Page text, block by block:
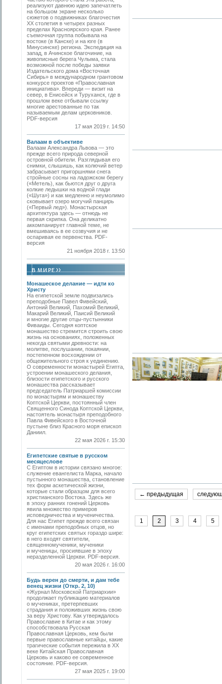
реализуют давнюю идею запечатлеть
на большом экране несколько
сюжетов о подвижниках благочестия
ХХ столетия в четырех разных
пределах Красноярского края. Ранее
съемочная группа побывала на
востоке (в Канске) и на юге (в
Минусинске) региона. Экспедиция на
запад, в Ачинское благочиние, на
живописные берега Чулыма, стала
возможной после победы заявки
Издательского дома «Восточная
Сибирь» в международном грантовом
конкурсе проектов «Православная
инициатива». Впереди — визит на
север, в Енисейск и Туруханск, где в
прошлом веке отбывали ссылку
многие арестованные по так
называемым делам церковников.
PDF-версия
17 мая 2019 г. 14:50
Валаам в объективе
Валаам Александра Львова — это
прежде всего природа северной
островной обители. Разглядывая его
снимки, слышишь, как колючий ветер
забрасывает пригоршнями снега
стройные сосны на ладожском берегу
(«Метель), как бьются друг о друга
колкие ледышки на водной глади
(«Шуга») и как медленно и неумолимо
сковывает озеро могучий панцирь
(«Первый лед»). Монастырская
архитектура здесь — отнюдь не
первая скрипка. Она деликатно
аккомпанирует главной теме, не
вмешиваясь в ее созвучия и не
оспаривая ее первенства. PDF-
версия
21 ноября 2018 г. 13:50
Монашеское делание — идти ко
Христу
На египетской земле подвизались
преподобные Павел Фивейский,
Антоний Великий, Пахомий Великий,
Макарий Великий, Паисий Великий
и многие другие отцы-пустынники
Фиваиды. Сегодня коптское
монашество стремится строить свою
жизнь на основаниях, положенных
некогда святыми древности: на
молитве, послушании, покаянии,
постепенном восхождении от
общежительного строя к уединению.
О современности монастырей Египта,
устроении монашеского делания,
близости египетского и русского
монашества рассказывает
председатель Патриаршей комиссии
по монастырям и монашеству
Коптской Церкви, постоянный член
Священного Синода Коптской Церкви,
настоятель монастыря преподобного
Павла Фивейского в Восточной
пустыне близ Красного моря епископ
Даниил.
22 мая 2026 г. 15:30
Египетские святые в русском
месяцеслове
С Египтом в истории связано многое:
служение евангелиста Марка, начало
пустынного монашества, становление
тех форм аскетической жизни,
которые стали образцом для всего
христианского Востока. Здесь же
в эпоху ранних гонений Церковь
явила множество примеров
исповедничества и мученичества.
Для нас Египет прежде всего связан
с именами преподобных отцов, но
круг египетских святых гораздо шире:
в него входят святители,
священномученики, мученики
и мученицы, просиявшие в эпоху
неразделенной Церкви. PDF-версия.
20 мая 2026 г. 16:00
Будь верен до смерти, и дам тебе
венец жизни (Откр. 2, 10)
«Журнал Московской Патриархии»
продолжает публикацию материалов
о мучениках, претерпевших
страдания и положивших жизнь свою
за веру Христову. Как утверждалось
Православие в Китае и как этому
способствовала Русская
Православная Церковь, кем были
первые православные китайцы, какие
трагические события пережила в XX
веке Китайская Православная
Церковь и каково ее современное
состояние. PDF-версия.
27 мая 2025 г. 19:00
← предыдущая
1 2 3 4 5